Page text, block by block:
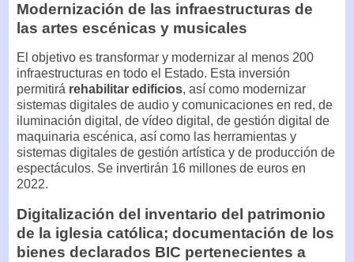
Modernización de las infraestructuras de
las artes escénicas y musicales
El objetivo es transformar y modernizar al menos 200
infraestructuras en todo el Estado. Esta inversión
permitirá rehabilitar edificios, así como modernizar
sistemas digitales de audio y comunicaciones en red, de
iluminación digital, de vídeo digital, de gestión digital de
maquinaria escénica, así como las herramientas y
sistemas digitales de gestión artística y de producción de
espectáculos. Se invertirán 16 millones de euros en
2022.
Digitalización del inventario del patrimonio
de la iglesia católica; documentación de los
bienes declarados BIC pertenecientes a